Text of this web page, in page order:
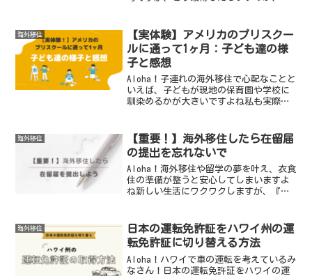
きます！ 私は日本にいる間に、現地の病
院の予約や保育園...
海外移住
【実体験】アメリカのプリスクー
ルに通って1ヶ月：子ども達の様
子と感想
Aloha！子連れの海外移住で心配なことと
いえば、子どもが現地の保育園や学校に
馴染めるかが大きいですよね私も実際に
うと何も問題なかったです！子どもの適
応能力はすごいと周...
海外移住
【重要！】海外移住したら在留届
の提出を忘れないで
Aloha！海外移住や留学の夢を叶え、衣食
住の準備が整うと安心してしまいますよ
ね新しい生活にワクワクしますが、『在
る前にアメリカの別の都市に住んでいた
ことがありますが...
海外移住
日本の運転免許証をハワイ州の運
転免許証に切り替える方法
Aloha！ハワイで車の運転を考えているみ
なさん！日本の運転免許証をハワイの運